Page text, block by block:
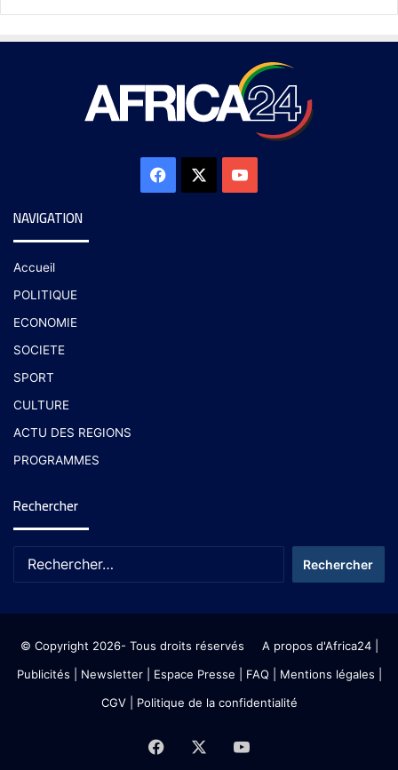
NAVIGATION
Accueil
POLITIQUE
ECONOMIE
SOCIETE
SPORT
CULTURE
ACTU DES REGIONS
PROGRAMMES
Rechercher
© Copyright 2026- Tous droits réservés A propos d'Africa24|
Publicités
Newsletter| Espace Presse | FAQ | Mentions légales
CGV| Politique de la confidentialité